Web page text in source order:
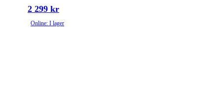
2 299 kr
Online: I lager